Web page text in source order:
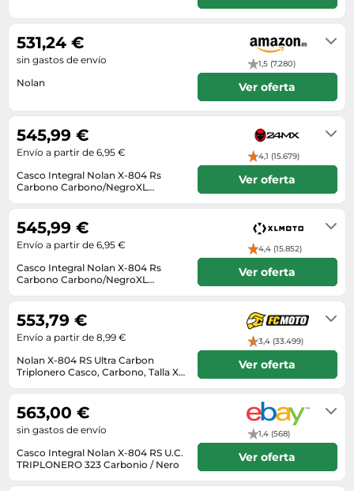
Tiendas de campaña
Zapatillas de tenis
Perfumes unisex
Productos de higiene corporal
Protectores solares
Sets de belleza
Tensiómetros
Termómetros clínicos
Tratamientos faciales
Microondas
Monitores y pantallas ordenador
Ordenadores portátiles
Placas de cocina
Secadoras
Sonido y alta fidelidad
TV, vídeo y DVD
Telecomunicaciones
Televisores
Relojes de pulsera
Sneakers
Tejer y crochet
Zapatillas de baloncesto
Zapatos
Zapatos de invierno
Nolan
1,5 (7.280)
531,24 €
sin gastos de envío
Ver oferta
Casco Integral Nolan X-804 Rs
Carbono Carbono/NegroXL
4,1 (15.679)
545,99 €
Envío a partir de 6,95 €
Ver oferta
Casco Integral Nolan X-804 Rs
Carbono Carbono/NegroXL
4,4 (15.852)
545,99 €
Envío a partir de 6,95 €
Ver oferta
Nolan X-804 RS Ultra Carbon
Triplonero Casco, Carbono, Talla XL
3,4 (33.499)
553,79 €
Envío a partir de 8,99 €
Ver oferta
Casco Integral Nolan X-804 RS U.C.
TRIPLONERO 323 Carbonio / Nero
1,4 (568)
563,00 €
sin gastos de envío
Ver oferta